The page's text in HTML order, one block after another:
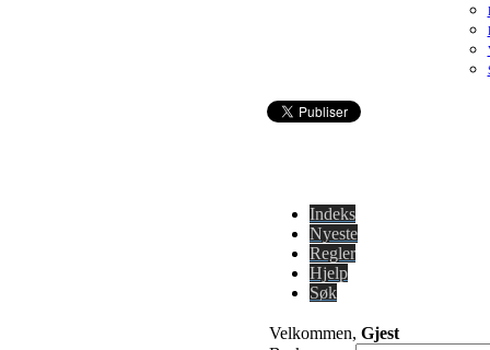
Indeks
Nyeste
Regler
Hjelp
Søk
Velkommen, Gjest